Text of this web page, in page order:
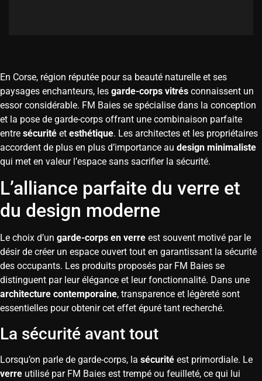
En Corse, région réputée pour sa beauté naturelle et ses
paysages enchanteurs, les garde-corps vitrés connaissent un
essor considérable. FM Baies se spécialise dans la conception
et la pose de garde-corps offrant une combinaison parfaite
entre sécurité et esthétique. Les architectes et les propriétaires
accordent de plus en plus d’importance au design minimaliste
qui met en valeur l’espace sans sacrifier la sécurité.
L’alliance parfaite du verre et
du design moderne
Le choix d’un garde-corps en verre est souvent motivé par le
désir de créer un espace ouvert tout en garantissant la sécurité
des occupants. Les produits proposés par FM Baies se
distinguent par leur élégance et leur fonctionnalité. Dans une
architecture contemporaine, transparence et légèreté sont
essentielles pour obtenir cet effet épuré tant recherché.
La sécurité avant tout
Lorsqu’on parle de garde-corps, la sécurité est primordiale. Le
verre utilisé par FM Baies est trempé ou feuilleté, ce qui lui